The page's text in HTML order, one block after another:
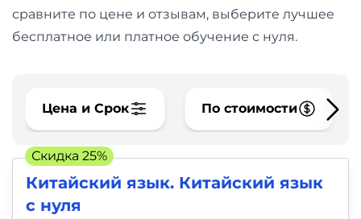
сравните по цене и отзывам, выберите лучшее
бесплатное или платное обучение с нуля.
Цена и Срок По стоимости
Китайский язык. Китайский язык
с нуля
Скидка 25%
Дизайн
фото,
аудио
Маркетинг